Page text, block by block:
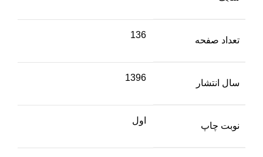
تعداد صفحه
136
سال انتشار
1396
نوبت چاپ
اول